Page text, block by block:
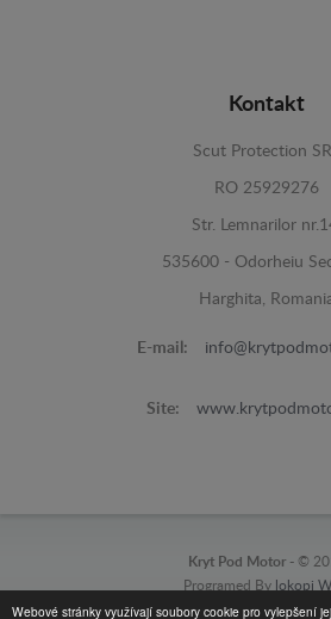
Webové stránky využívají soubory cookie pro vylepšení
Kontakt
Scut Protection
RO 25929276
Str. Lemnarilor
535600 - Odorheiu
Harghita,
E-mail:
Site:
Kryt Pod Motor - ©
Programed By lokopi